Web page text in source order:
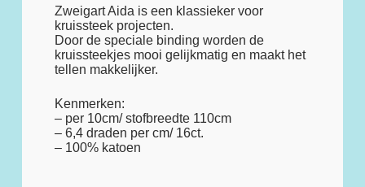
Zweigart Aida is een klassieker voor
kruissteek projecten.
Door de speciale binding worden de
kruissteekjes mooi gelijkmatig en maakt het
tellen makkelijker.
Kenmerken:
– per 10cm/ stofbreedte 110cm
– 6,4 draden per cm/ 16ct.
– 100% katoen